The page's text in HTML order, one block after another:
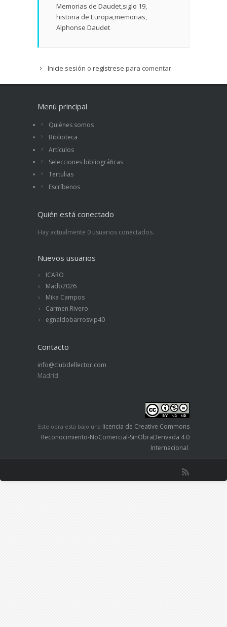
Memorias de Daudet siglo 19
historia de Europa memorias
Alphonse Daudet
Inicie sesión o regístrese para comentar
Menú principal
Quiénes somos
Biblioteca
Artículos
Selecciones bibliográficas
Tertulias
Escríbenos
Quién está conectado
Hay actualmente 0 usuarios conectados.
Nuevos usuarios
ICARO
Madb2026
Mika Campos
Carmen Rivero
egnaldobarrosvip40
Contacto
info@clubdellector.com
Madrid
Este obra está bajo una licencia de Creative Commons
Reconocimiento-NoComercial-SinObraDerivada 4.0
Internacional